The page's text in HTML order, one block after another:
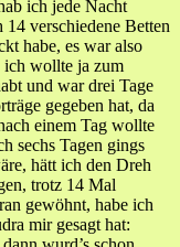
ich jede Nacht
verschiedene Betten
habe, es war also
ich wollte ja zum
und war drei Tage
gegeben hat, da
einem Tag wollte
sechs Tagen gings
hätt ich den Dreh
trotz 14 Mal
gewöhnt, habe ich
mir gesagt hat: